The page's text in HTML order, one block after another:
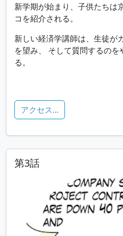
新学期が始まり、子供たちは
コを紹介される。
新しい経済学講師は、生徒が
を望み、 そして質問するの
る。
アクセス...
第3話